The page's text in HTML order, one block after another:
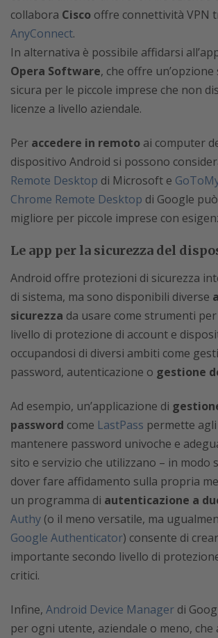
collabora Cisco offre connettività VPN
AnyConnect.
In alternativa è possibile affidarsi
Opera Software, che offre un’opzione
sicura per le piccole imprese che non
licenze a livello aziendale.
Per accedere in remoto ai computer
dispositivo Android si possono
Remote Desktop di Microsoft e
Chrome Remote Desktop di Google
migliore per piccole imprese con
Le app per la sicurezza del
Android offre protezioni di sicurezza
di sistema, ma sono disponibili diverse
sicurezza da usare come strumenti
livello di protezione di account e
occupandosi di diversi ambiti come
password, autenticazione o gestione
Ad esempio, un’applicazione di
password come LastPass permette
mantenere password univoche e
sito e servizio che utilizzano – in modo
dover fare affidamento sulla propria
un programma di autenticazione a
Authy (o il meno versatile, ma
Google Authenticator) consente di
importante secondo livello di
critici.
Infine, Android Device Manager di
per ogni utente, aziendale o meno, che